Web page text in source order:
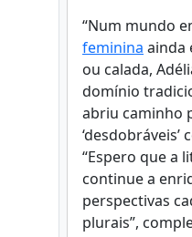
“Num mundo
feminina ainda
ou calada,
domínio
abriu caminho
‘desdobráveis’
“Espero que a
continue a
perspectivas
plurais”,